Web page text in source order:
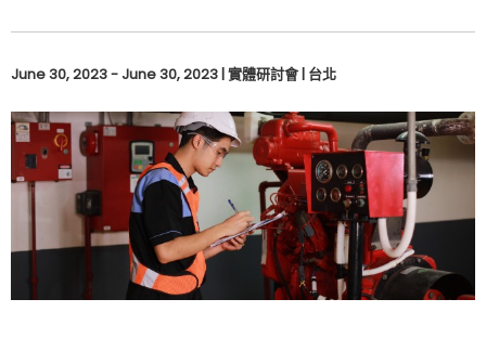
June 30, 2023 - June 30, 2023 | 實體研討會 | 台北